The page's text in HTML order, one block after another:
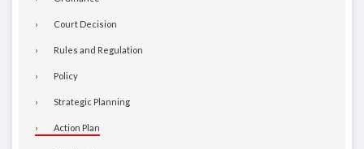
Court Decision
Rules and Regulation
Policy
Strategic Planning
Action Plan